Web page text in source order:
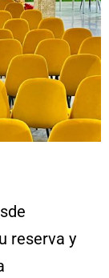
reserva y